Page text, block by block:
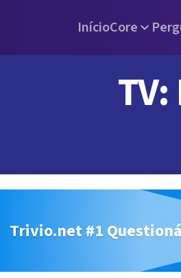
InícioCore
Trivio.net #1